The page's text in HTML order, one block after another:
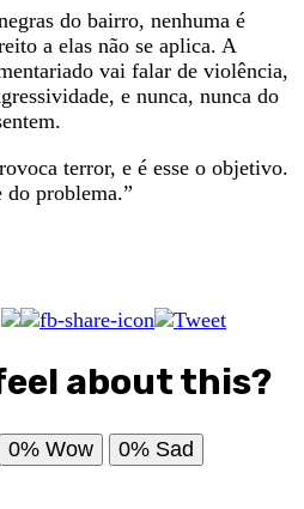
do bairro, nenhuma é
a elas não se aplica. A
vai falar de violência,
e nunca, nunca do
terror, e é esse o objetivo.
do problema.”
about this?
0% Wow 0% Sad